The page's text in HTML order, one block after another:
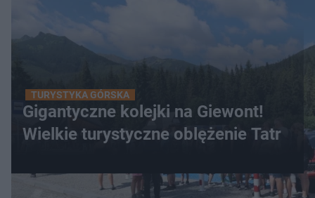
TURYSTYKA GÓRSKA
Gigantyczne kolejki na Giewont!
Wielkie turystyczne oblężenie Tatr